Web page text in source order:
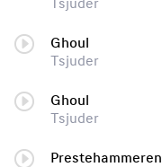
Tsjuder
Ghoul
Tsjuder
Ghoul
Tsjuder
Prestehammeren